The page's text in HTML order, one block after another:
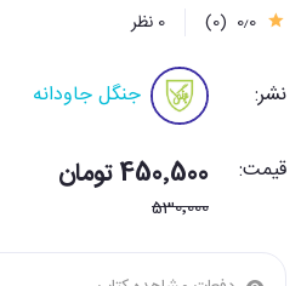
0٫0 (0) 0 نظر
نشر: جنگل جاودانه
قیمت: 450٬500 تومان
530٬000